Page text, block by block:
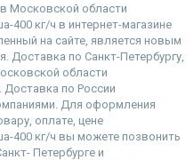
Московской области
кг/ч в интернет-магазине
на сайте, является новым
Доставка по Санкт-Петербургу,
области
по России
Для оформления
оплате, цене
400 кг/ч вы можете позвонить
Петербурге и